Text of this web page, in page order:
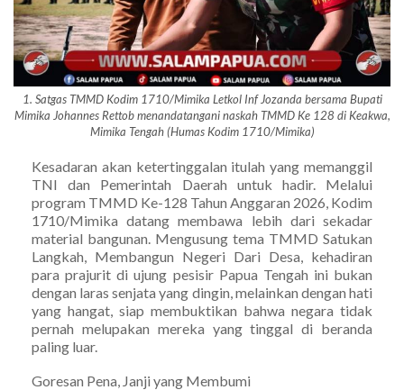
1. Satgas TMMD Kodim 1710/Mimika Letkol Inf Jozanda bersama Bupati
Mimika Johannes Rettob menandatangani naskah TMMD Ke 128 di Keakwa,
Mimika Tengah (Humas Kodim 1710/Mimika)
Kesadaran akan ketertinggalan itulah yang memanggil
TNI dan Pemerintah Daerah untuk hadir. Melalui
program TMMD Ke-128 Tahun Anggaran 2026, Kodim
1710/Mimika datang membawa lebih dari sekadar
material bangunan. Mengusung tema TMMD Satukan
Langkah, Membangun Negeri Dari Desa, kehadiran
para prajurit di ujung pesisir Papua Tengah ini bukan
dengan laras senjata yang dingin, melainkan dengan hati
yang hangat, siap membuktikan bahwa negara tidak
pernah melupakan mereka yang tinggal di beranda
paling luar.
Goresan Pena, Janji yang Membumi